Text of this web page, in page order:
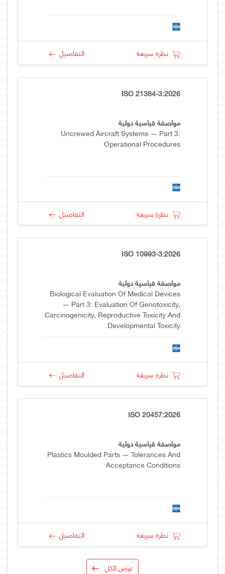
نظرة سريعة التفاصيل
ISO 21384-3:2026
مواصفة قياسية دولية
Uncrewed Aircraft Systems — Part 3:
Operational Procedures
نظرة سريعة التفاصيل
ISO 10993-3:2026
مواصفة قياسية دولية
Biological Evaluation Of Medical Devices
— Part 3: Evaluation Of Genotoxicity,
Carcinogenicity, Reproductive Toxicity And
Developmental Toxicity
نظرة سريعة التفاصيل
ISO 20457:2026
مواصفة قياسية دولية
Plastics Moulded Parts — Tolerances And
Acceptance Conditions
نظرة سريعة التفاصيل
عرض الكل